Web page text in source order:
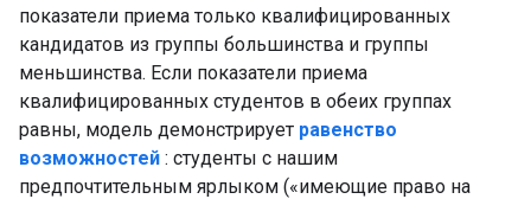
показатели приема только квалифицированных
кандидатов из группы большинства и группы
меньшинства. Если показатели приема
квалифицированных студентов в обеих группах
равны, модель демонстрирует равенство
возможностей : студенты с нашим
предпочтительным ярлыком («имеющие право на